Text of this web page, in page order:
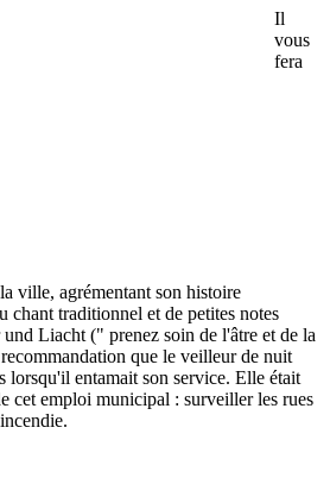
Il
vous
fera
ville, agrémentant son histoire
chant traditionnel et de petites notes
Liacht (" prenez soin de l'âtre et de la
que le veilleur de nuit
lorsqu'il entamait son service. Elle était
cet emploi municipal : surveiller les rues